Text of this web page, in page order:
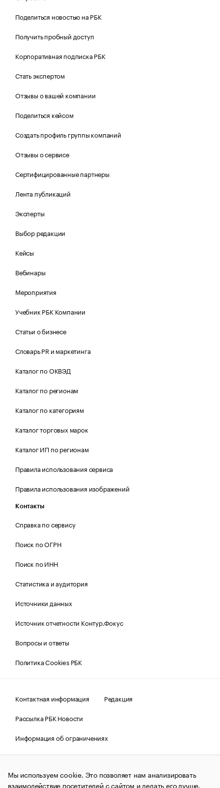
Поделиться новостью на РБК
Получить пробный доступ
Корпоративная подписка РБК
Стать экспертом
Отзывы о вашей компании
Поделиться кейсом
Создать профиль группы компаний
Отзывы о сервисе
Сертифицированные партнеры
Лента публикаций
Эксперты
Выбор редакции
Кейсы
Вебинары
Мероприятия
Учебник РБК Компании
Статьи о бизнесе
Словарь PR и маркетинга
Каталог по ОКВЭД
Каталог по регионам
Каталог по категориям
Каталог торговых марок
Каталог ИП по регионам
Правила использования сервиса
Правила использования изображений
Контакты
Справка по сервису
Поиск по ОГРН
Поиск по ИНН
Статистика и аудитория
Источники данных
Источник отчетности Контур.Фокус
Вопросы и ответы
Политика Cookies РБК
Контактная информация
Редакция
Рассылка РБК Новости
Информация об ограничениях
Правовая информация
О соблюдении авторских прав
© АО «РОСБИЗНЕСКОНСАЛТИНГ»,1995–2026.Сообщения
и материалы информационного агентства «РБК»
Мы используем cookie. Это позволяет нам анализировать
взаимодействие посетителей с сайтом и делать его лучше.